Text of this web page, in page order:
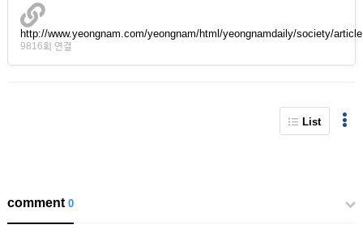
http://www.yeongnam.com/yeongnam/html/yeongnamdaily/society/
9816회 연결
List
comment0